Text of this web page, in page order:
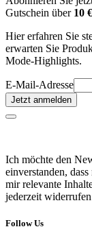
Gutschein über 10 €
Hier erfahren Sie
erwarten Sie
Mode-Highlights.
E-Mail-Adresse
Jetzt anmelden
Ich möchte den
einverstanden,
mir relevante
jederzeit
Follow Us